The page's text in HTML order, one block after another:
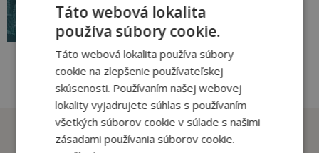
3 €
pridať do košíka
Zákazníci, ktorí si kúpili
Táto webová lokalita
používa súbory cookie.
Táto webová lokalita používa súbory
cookie na zlepšenie používateľskej
skúsenosti. Používaním našej webovej
lokality vyjadrujete súhlas s používaním
všetkých súborov cookie v súlade s našimi
zásadami používania súborov cookie.